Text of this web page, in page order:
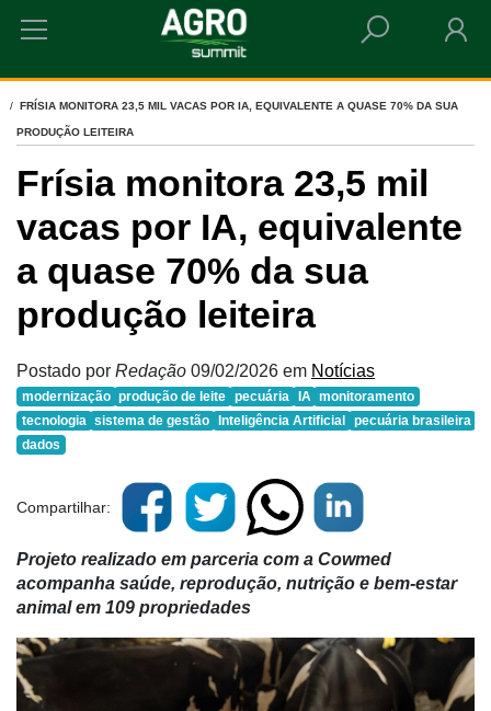
HOME
FRÍSIA MONITORA 23,5 MIL VACAS POR IA, EQUIVALENTE A QUASE 70% DA SUA
PRODUÇÃO LEITEIRA
Frísia monitora 23,5 mil
vacas por IA, equivalente
a quase 70% da sua
produção leiteira
Postado por Redação 09/02/2026 em Notícias
modernização produção de leite pecuária IA monitoramento
tecnologia sistema de gestão Inteligência Artificial
pecuária brasileira
dados
Compartilhar:
Projeto realizado em parceria com a Cowmed
acompanha saúde, reprodução, nutrição e bem-estar
animal em 109 propriedades